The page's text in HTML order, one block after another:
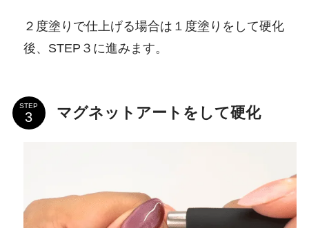
２度塗りで仕上げる場合は１度塗りをして硬化
後、STEP３に進みます。
STEP マグネットアートをして硬化